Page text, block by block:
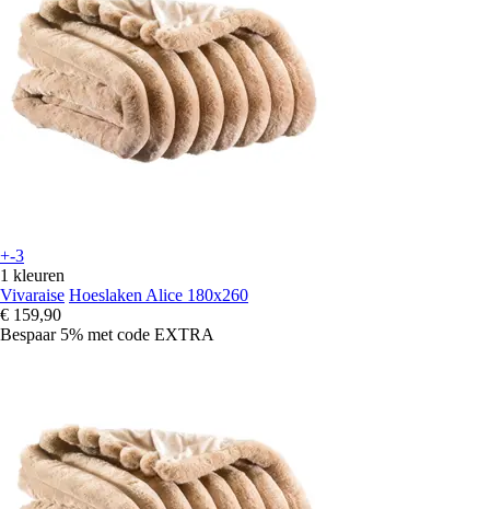
+-3
1 kleuren
Vivaraise Hoeslaken Alice 180x260
€ 159,90
Bespaar 5% met code EXTRA